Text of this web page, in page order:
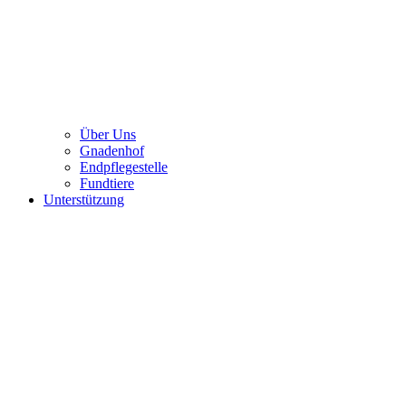
Über Uns
Gnadenhof
Endpflegestelle
Fundtiere
Unterstützung